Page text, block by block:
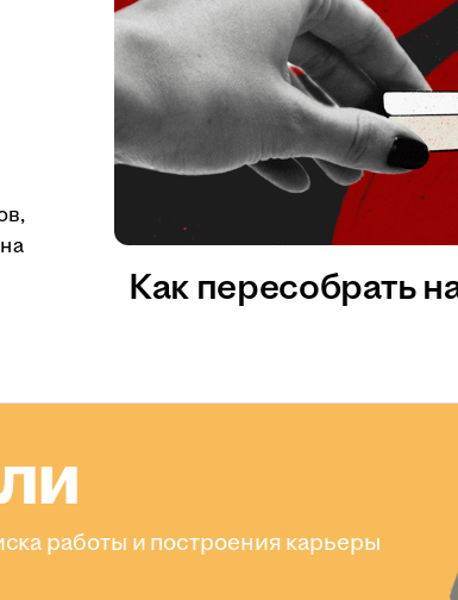
Как пересобрать
работы и построения карьеры